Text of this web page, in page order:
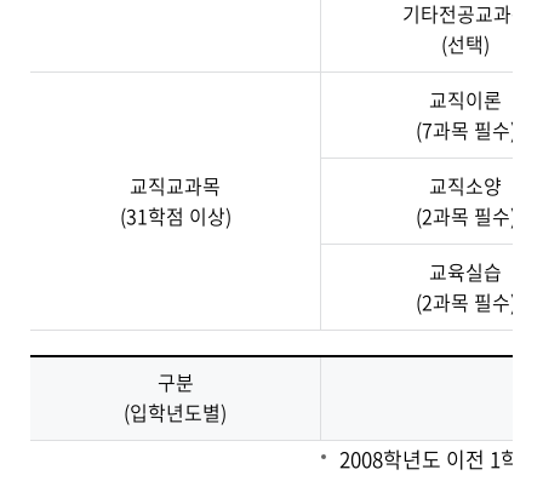
기타전공교과목
(선택)
교직교과목
(31학점 이상)
교직이론
(7과목 필수)
교직소양
(2과목 필수)
교육실습
(2과목 필수)
구분
(입학년도별)
2008학년도 이전 1학